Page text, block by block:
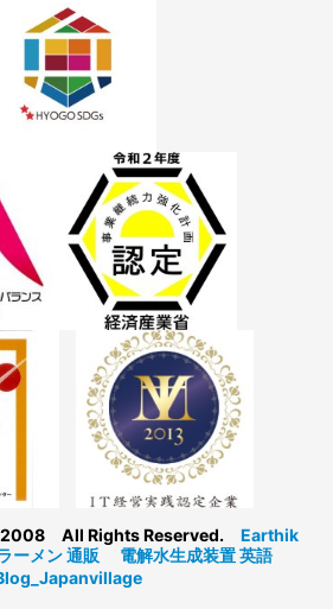
All Rights Reserved. Earthik
ーメン 通販 電解水生成装置英語